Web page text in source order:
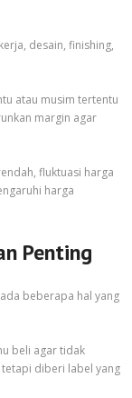
desain, finishing,
atau musim tertentu
margin agar
fluktuasi harga
harga
Penting
beberapa hal yang
beli agar tidak
diberi label yang